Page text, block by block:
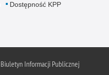
Dostępność KPP
Biuletyn Informacji Publicznej